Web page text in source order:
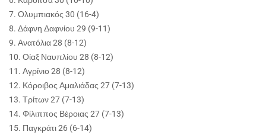
7. Ολυμπιακός 30 (16-4)
8. Δάφνη Δαφνίου 29 (9-11)
9. Ανατόλια 28 (8-12)
10. Οίαξ Ναυπλίου 28 (8-12)
11. Αγρίνιο 28 (8-12)
12. Κόροιβος Αμαλιάδας 27 (7-13)
13. Τρίτων 27 (7-13)
14. Φίλιππος Βέροιας 27 (7-13)
15. Παγκράτι 26 (6-14)